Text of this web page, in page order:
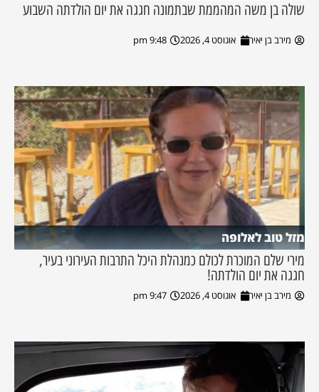
שולה בן משה המהממת שבתמונה חגגה את יום הולדתה השבוע
מירב בן יאיר אוגוסט 4, 2026 9:48 pm
מזל טוב לאלופה
מירי שלם המוכרת לכולם כמנהלת היכל התרבות העירוני בעיר,
חגגה את יום הולדתה!
מירב בן יאיר אוגוסט 4, 2026 9:47 pm